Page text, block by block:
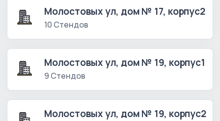
Молостовых ул, дом № 17, корпус2
10 Стендов
Молостовых ул, дом № 19, корпус1
9 Стендов
Молостовых ул, дом № 19, корпус2